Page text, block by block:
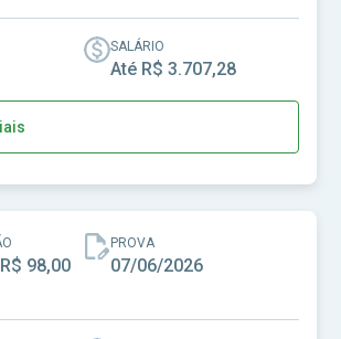
SALÁRIO
Até R$ 3.707,28
98,00
PROVA
07/06/2026